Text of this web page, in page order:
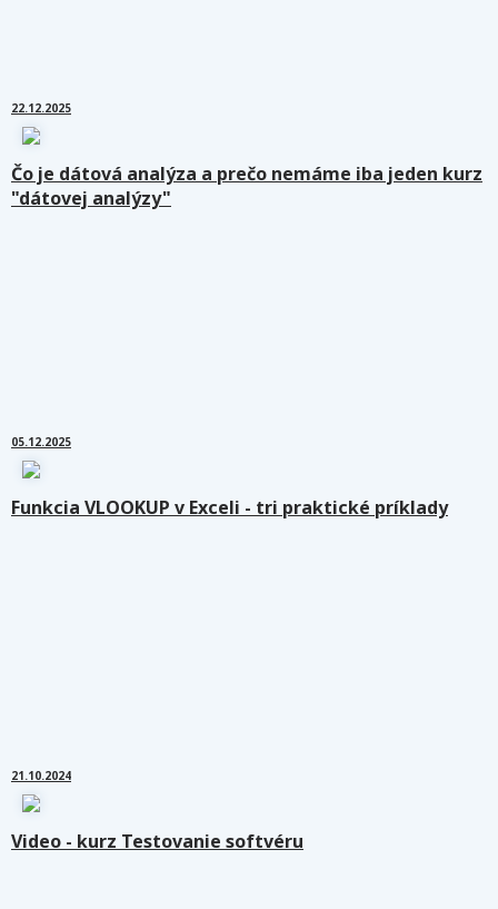
22.12.2025
Čo je dátová analýza a prečo nemáme iba jeden kurz
"dátovej analýzy"
05.12.2025
Funkcia VLOOKUP v Exceli - tri praktické príklady
21.10.2024
Video - kurz Testovanie softvéru